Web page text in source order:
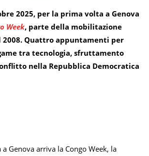
2025, per la prima volta a Genova
Week, parte della mobilitazione
2008. Quattro appuntamenti per
tra tecnologia, sfruttamento
nella Repubblica Democratica
Genova arriva la Congo Week, la